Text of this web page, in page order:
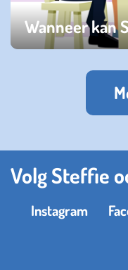
Wanneer kan
Volg Steffie
Instagram